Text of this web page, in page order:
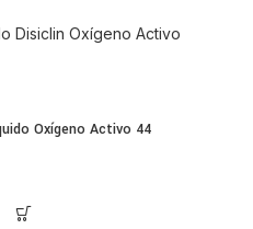
garantizando una
Oxígeno Activo 44